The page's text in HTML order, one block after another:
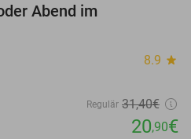
Abend im
8.9 star
Regulär 31,40€
20,90€